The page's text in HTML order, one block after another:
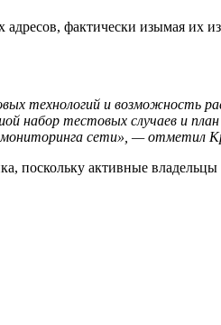
фактически изымая их
технологий и возможность
набор тестовых случаев и план
сети» , — отметил
поскольку активные владельцы